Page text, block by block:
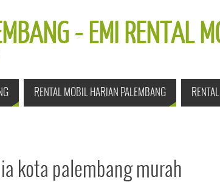
- EMI RENTAL
RENTAL MOBIL HARIAN PALEMBANG
kota palembang murah